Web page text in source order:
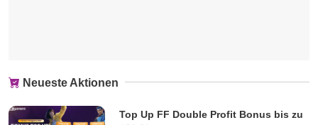
Neueste Aktionen
Top Up FF Double Profit Bonus bis zu